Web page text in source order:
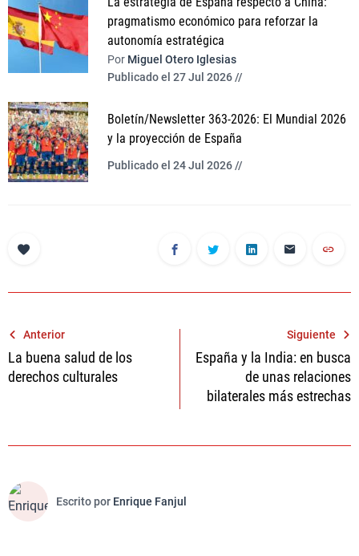
pragmatismo económico para reforzar la
autonomía estratégica
Por Miguel Otero Iglesias
Publicado el 27 Jul 2026 //
Boletín/Newsletter 363-2026: El Mundial 2026
y la proyección de España
Publicado el 24 Jul 2026 //
Navegación
de
entradas
Anterior
La buena salud de los
derechos culturales
Siguiente
España y la India: en busca
de unas relaciones
bilaterales más estrechas
Escrito por Enrique Fanjul